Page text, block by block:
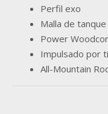
Perfil exo
Malla de
Power
Impulsado por
All-Mountain